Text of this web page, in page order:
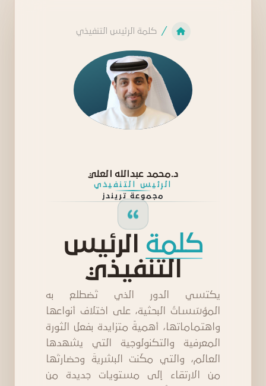
كلمة الرئيس التنفيذي
د.محمد عبدالله العلي
الرئيس التنفيذي
مجموعة تريندز
كلمة الرئيس
التنفيذي
يكتسي الدور الذي تَضطلع به
المؤسّساتُ البحثية، على اختلاف أنواعها
واهتماماتها، أهميةً متزايدة بفعل الثورة
المعرفية والتكنولوجية التي يشهدها
العالم، والتي مكّنت البشريةَ وحضارتَها
من الارتقاء إلى مستويات جديدة من